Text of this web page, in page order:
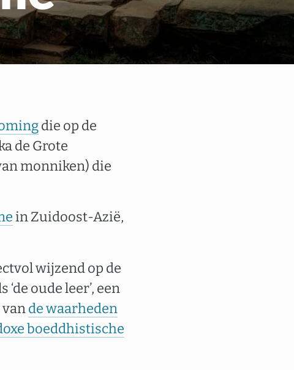
die op de
de Grote
monniken) die
in Zuidoost-Azië,
wijzend op de
oude leer’, een
de waarheden
boeddhistische